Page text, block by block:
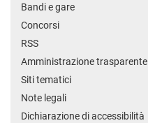
Bandi e gare
Concorsi
RSS
Amministrazione trasparente
Siti tematici
Note legali
Dichiarazione di accessibilità